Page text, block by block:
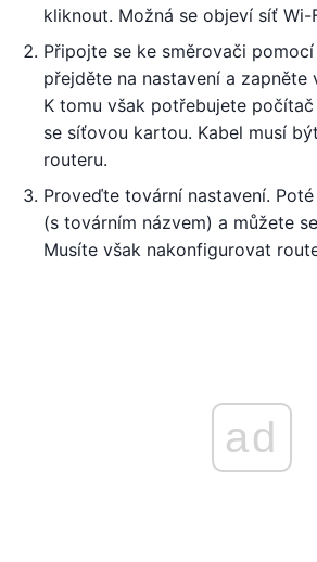
kliknout. Možná se objeví síť Wi-
Připojte se ke směrovači
přejděte na nastavení a zapněte
K tomu však potřebujete
se síťovou kartou. Kabel musí
routeru.
Proveďte tovární nastavení.
(s továrním názvem) a můžete
Musíte však nakonfigurovat
ad